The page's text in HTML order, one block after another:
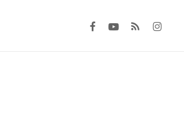
FACEBOOKYOUTUBERSS INSTAGRAM